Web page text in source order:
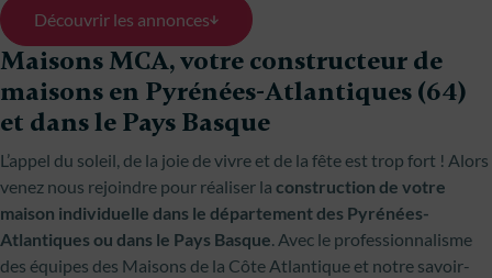
Découvrir les annonces
Maisons MCA, votre constructeur de
maisons en Pyrénées-Atlantiques (64)
et dans le Pays Basque
L’appel du soleil, de la joie de vivre et de la fête est trop fort ! Alors
venez nous rejoindre pour réaliser la construction de votre
maison individuelle dans le département des Pyrénées-
Atlantiques ou dans le Pays Basque. Avec le professionnalisme
des équipes des Maisons de la Côte Atlantique et notre savoir-